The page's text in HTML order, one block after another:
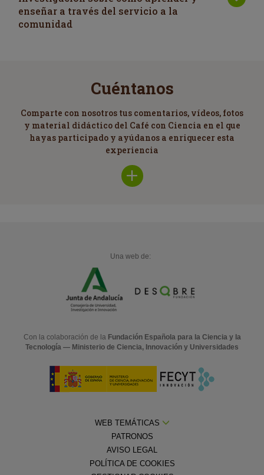
enseñar a través del servicio a la
comunidad
Cuéntanos
Comparte con nosotros tus comentarios, vídeos, fotos
y material didáctico del Café con Ciencia en el que
hayas participado y ayúdanos a enriquecer esta
experiencia
Una web de:
Con la colaboración de la Fundación Española para la Ciencia y la
Tecnología — Ministerio de Ciencia, Innovación y Universidades
WEB TEMÁTICAS
PATRONOS
AVISO LEGAL
POLÍTICA DE COOKIES